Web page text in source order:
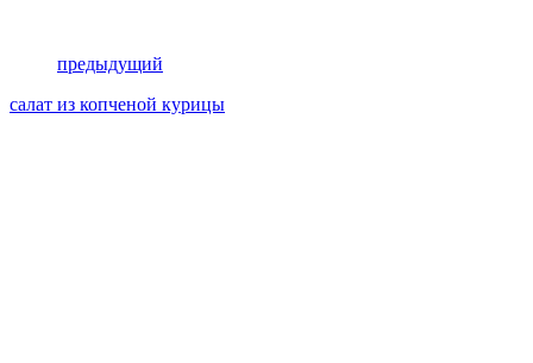
предыдущий
салат из копченой курицы